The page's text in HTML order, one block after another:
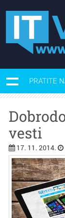
PRATITE
vesti
17. 11. 2014.